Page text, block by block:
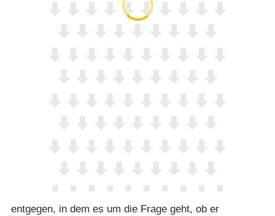
entgegen, in dem es um die Frage geht, ob er